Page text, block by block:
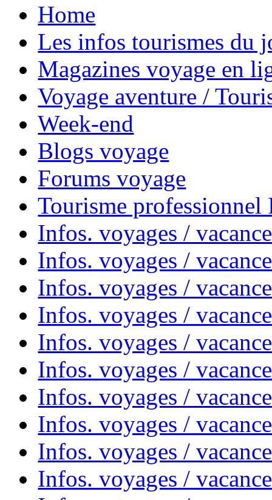
Home
Les infos tourismes du
Magazines voyage en
Voyage aventure /
Week-end
Blogs voyage
Forums voyage
Tourisme
Infos. voyages /
Infos. voyages /
Infos. voyages /
Infos. voyages /
Infos. voyages /
Infos. voyages /
Infos. voyages /
Infos. voyages /
Infos. voyages /
Infos. voyages /